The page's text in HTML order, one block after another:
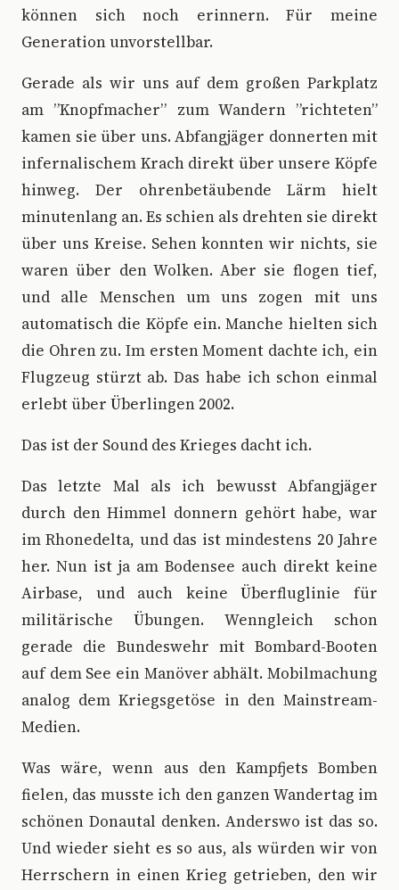
können sich noch erinnern. Für meine
Generation unvorstellbar.
Gerade als wir uns auf dem großen Parkplatz
am ”Knopfmacher” zum Wandern ”richteten”
kamen sie über uns. Abfangjäger donnerten mit
infernalischem Krach direkt über unsere Köpfe
hinweg. Der ohrenbetäubende Lärm hielt
minutenlang an. Es schien als drehten sie direkt
über uns Kreise. Sehen konnten wir nichts, sie
waren über den Wolken. Aber sie flogen tief,
und alle Menschen um uns zogen mit uns
automatisch die Köpfe ein. Manche hielten sich
die Ohren zu. Im ersten Moment dachte ich, ein
Flugzeug stürzt ab. Das habe ich schon einmal
erlebt über Überlingen 2002.
Das ist der Sound des Krieges dacht ich.
Das letzte Mal als ich bewusst Abfangjäger
durch den Himmel donnern gehört habe, war
im Rhonedelta, und das ist mindestens 20 Jahre
her. Nun ist ja am Bodensee auch direkt keine
Airbase, und auch keine Überfluglinie für
militärische Übungen. Wenngleich schon
gerade die Bundeswehr mit Bombard-Booten
auf dem See ein Manöver abhält. Mobilmachung
analog dem Kriegsgetöse in den Mainstream-
Medien.
Was wäre, wenn aus den Kampfjets Bomben
fielen, das musste ich den ganzen Wandertag im
schönen Donautal denken. Anderswo ist das so.
Und wieder sieht es so aus, als würden wir von
Herrschern in einen Krieg getrieben, den wir